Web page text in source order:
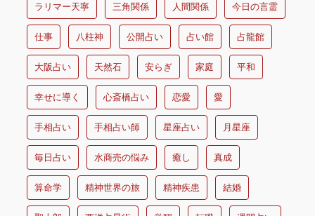
ラリマー天寧 三角関係 人間関係 今日の言霊
仕事 八柱神 公開占い 占い館 占龍館
大阪占い 天然石 安らぎ 家庭 平和
幸せに導く 心斎橋占い 恋愛 愛
手相占い 手相占い師 星座占い 月星座
毎日占い 水商売の悩み 癒し 真成
算命学 精神世界の旅 精神疾患 結婚